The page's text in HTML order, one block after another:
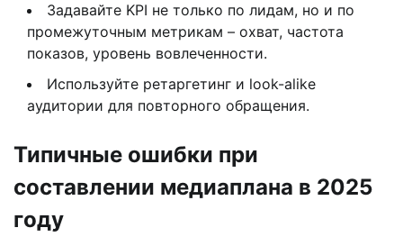
Задавайте KPI не только по лидам, но и по
промежуточным метрикам – охват, частота
показов, уровень вовлеченности.
Используйте ретаргетинг и look-alike
аудитории для повторного обращения.
Типичные ошибки при
составлении медиаплана в 2025
году